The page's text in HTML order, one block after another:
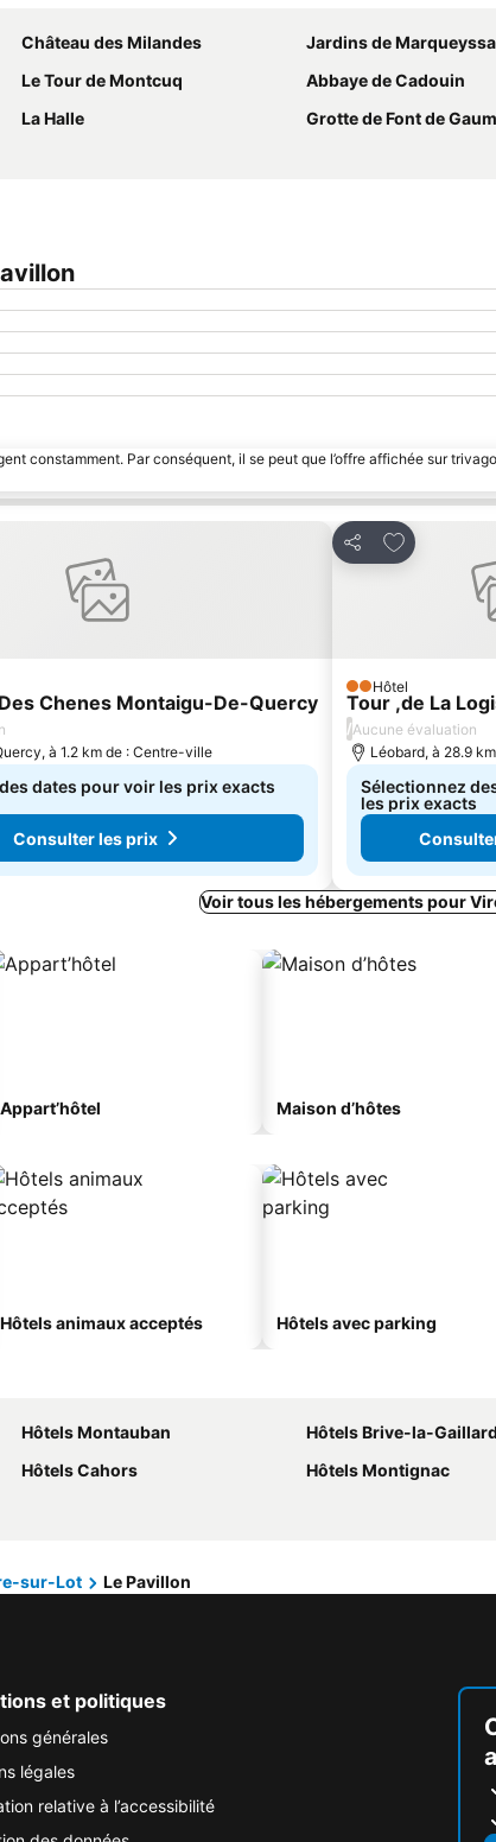
Château des Milandes
Jardins de
Le Tour de Montcuq
Abbaye de Cadouin
La Halle
Grotte de Font de
constamment. Par conséquent, il se peut que l’offre affichée sur
favoris
Chenes Montaigu-De-Quercy
à 1.2 km de : Centre-ville
dates pour voir les prix exacts
Consulter les prix
Partager
Ajouter à
2 Étoiles
Hôtel
Tour ,de La
/Aucune évaluation
Léobard, à 28.9
Sélectionnez
les prix exacts
Voir tous les hébergements pour
Appart’hôtel Maison d’hôtes
Hôtels animaux acceptés Hôtels avec parking
Hôtels Montauban
Hôtels Brive-la-
Hôtels Cahors
Hôtels Montignac
sur-Lot Le Pavillon
et politiques
générales
légales
relative à l’accessibilité